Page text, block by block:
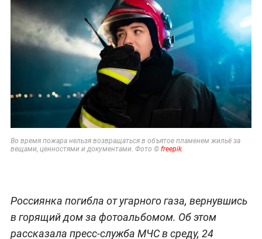
Во время пожара нельзя возвращаться в объятое пламенем жильё за
вещами, ценностями и документами. Фото © freepik
Россиянка погибла от угарного газа, вернувшись
в горящий дом за фотоальбомом. Об этом
рассказала пресс-служба МЧС в среду, 24